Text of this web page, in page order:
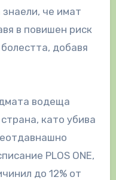
че имат
в повишен риск
добавя
водеща
като убива
PLOS ONE,
до 12% от